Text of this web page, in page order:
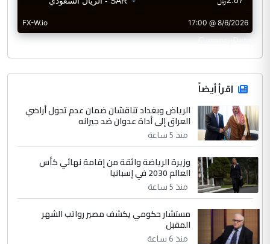
CurrencyRate
اقرأ أيضاً
الرياض وبغداد تناقشان ضمان عدم تحول أراضي
العراق إلى أداة عدوان ضد جيرانه
منذ 5 ساعة
وزيرة الرياضة واثقة من إقامة نهائي كأس
العالم 2030 في إسبانيا
منذ 5 ساعة
مستشار حكومي يكشف مصير رواتب الشهر
المقبل
منذ 6 ساعة